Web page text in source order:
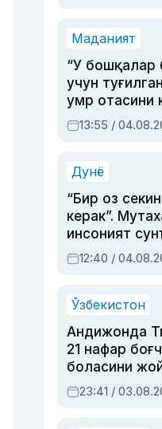
Маданият
“У бошқалар
учун
умр отасини
актриса ва
устаси Римма
синовларга
13:55 /
Дунё
“Бир оз
керак”.
инсоният
интеллектни
олмай
12:40 /
Ўзбекистон
Андижонда
21 нафар
боласини
содир этган
ҳукми ўқилди
23:41 /